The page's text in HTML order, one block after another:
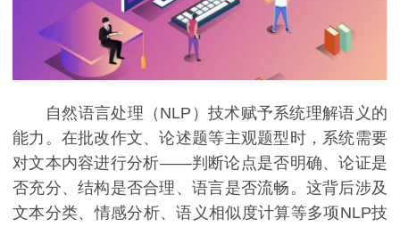
自然语言处理（NLP）技术赋予系统理解语义的
能力。在批改作文、论述题等主观题型时，系统需要
对文本内容进行分析——判断论点是否明确、论证是
否充分、结构是否合理、语言是否流畅。这背后涉及
文本分类、情感分析、语义相似度计算等多项NLP技